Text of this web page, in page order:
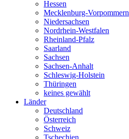
Hessen
Mecklenburg-Vorpommern
Niedersachsen
Nordrhein-Westfalen
Rheinland-Pfalz
Saarland
Sachsen
Sachsen-Anhalt
Schleswig-Holstein
Thüringen
keines gewählt
Länder
Deutschland
Österreich
Schweiz
Tschechien